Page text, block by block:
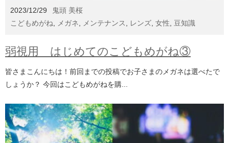
2023/12/29
鬼頭 美桜
こどもめがね
メガネ メンテナンス レンズ 女性 豆知識
弱視用 はじめてのこどもめがね③
皆さまこんにちは！前回までの投稿でお子さまのメガネは選べたで
しょうか？ 今回はこどもめがねを購...